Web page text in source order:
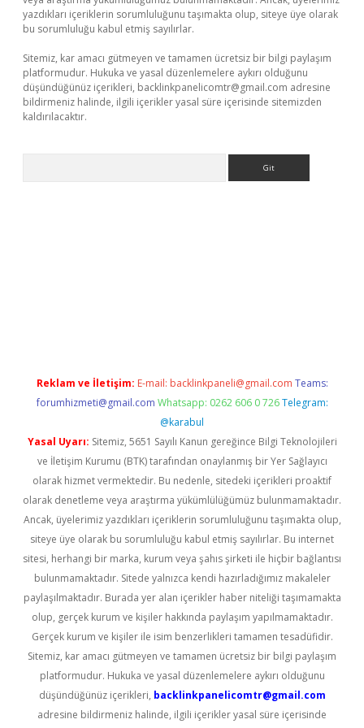
yazdıkları içeriklerin sorumluluğunu taşımakta olup, siteye üye olarak
bu sorumluluğu kabul etmiş sayılırlar.
Sitemiz, kar amacı gütmeyen ve tamamen ücretsiz bir bilgi paylaşım
platformudur. Hukuka ve yasal düzenlemelere aykırı olduğunu
düşündüğünüz içerikleri, backlinkpanelicomtr@gmail.com adresine
bildirmeniz halinde, ilgili içerikler yasal süre içerisinde sitemizden
kaldırılacaktır.
Reklam ve İletişim: E-mail: backlinkpaneli@gmail.com Teams:
forumhizmeti@gmail.com Whatsapp: 0262 606 0 726 Telegram:
@karabul
Yasal Uyarı: Sitemiz, 5651 Sayılı Kanun gereğince Bilgi Teknolojileri
ve İletişim Kurumu (BTK) tarafından onaylanmış bir Yer Sağlayıcı
olarak hizmet vermektedir. Bu nedenle, sitedeki içerikleri proaktif
olarak denetleme veya araştırma yükümlülüğümüz bulunmamaktadır.
Ancak, üyelerimiz yazdıkları içeriklerin sorumluluğunu taşımakta olup,
siteye üye olarak bu sorumluluğu kabul etmiş sayılırlar. Bu internet
sitesi, herhangi bir marka, kurum veya şahıs şirketi ile hiçbir bağlantısı
bulunmamaktadır. Sitede yalnızca kendi hazırladığımız makaleler
paylaşılmaktadır. Burada yer alan içerikler haber niteliği taşımamakta
olup, gerçek kurum ve kişiler hakkında paylaşım yapılmamaktadır.
Gerçek kurum ve kişiler ile isim benzerlikleri tamamen tesadüfidir.
Sitemiz, kar amacı gütmeyen ve tamamen ücretsiz bir bilgi paylaşım
platformudur. Hukuka ve yasal düzenlemelere aykırı olduğunu
düşündüğünüz içerikleri, backlinkpanelicomtr@gmail.com
adresine bildirmeniz halinde, ilgili içerikler yasal süre içerisinde